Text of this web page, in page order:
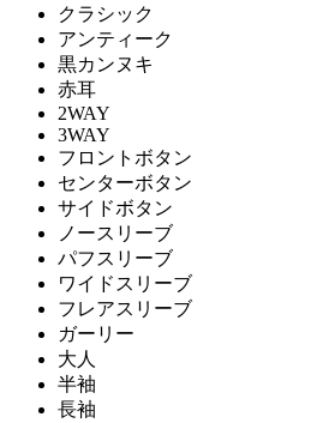
クラシック
アンティーク
黒カンヌキ
赤耳
2WAY
3WAY
フロントボタン
センターボタン
サイドボタン
ノースリーブ
パフスリーブ
ワイドスリーブ
フレアスリーブ
ガーリー
大人
半袖
長袖